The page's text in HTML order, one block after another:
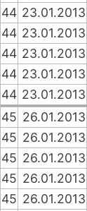
44 23.01.2013
44 23.01.2013
44 23.01.2013
44 23.01.2013
44 23.01.2013
45 26.01.2013
45 26.01.2013
45 26.01.2013
45 26.01.2013
45 26.01.2013